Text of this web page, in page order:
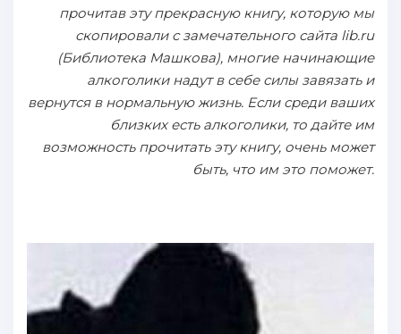
прочитав эту прекрасную книгу, которую мы
скопировали с замечательного сайта lib.ru
(Библиотека Машкова), многие начинающие
алкоголики надут в себе силы завязать и
вернутся в нормальную жизнь. Если среди ваших
близких есть алкоголики, то дайте им
возможность прочитать эту книгу, очень может
быть, что им это поможет.